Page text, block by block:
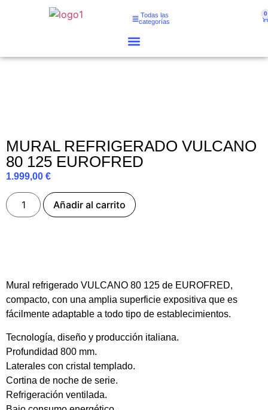
Todas las
categorías
0
MURAL REFRIGERADO VULCANO
80 125 EUROFRED
1.999,00 €
Añadir al carrito
Mural refrigerado VULCANO 80 125 de EUROFRED,
compacto, con una amplia superficie expositiva que es
fácilmente adaptable a todo tipo de establecimientos.
Tecnología, diseño y producción italiana.
Profundidad 800 mm.
Laterales con cristal templado.
Cortina de noche de serie.
Refrigeración ventilada.